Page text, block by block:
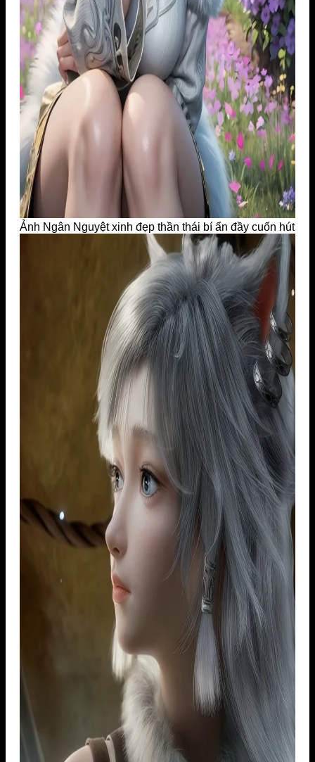
Ảnh Ngân Nguyệt xinh đẹp thần thái bí ẩn đầy cuốn hút